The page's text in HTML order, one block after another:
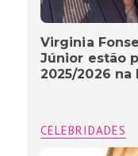
Virginia
Júnior estão
2025/2026 na
CELEBRIDADES